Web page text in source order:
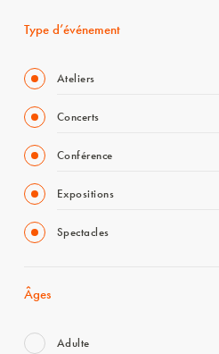
Type d’événement
Ateliers
Concerts
Conférence
Expositions
Spectacles
Âges
Adulte